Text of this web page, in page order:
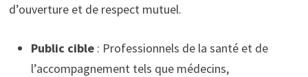
d’ouverture et de respect mutuel.
Public cible: Professionnels de la santé et de
l’accompagnement tels que médecins,